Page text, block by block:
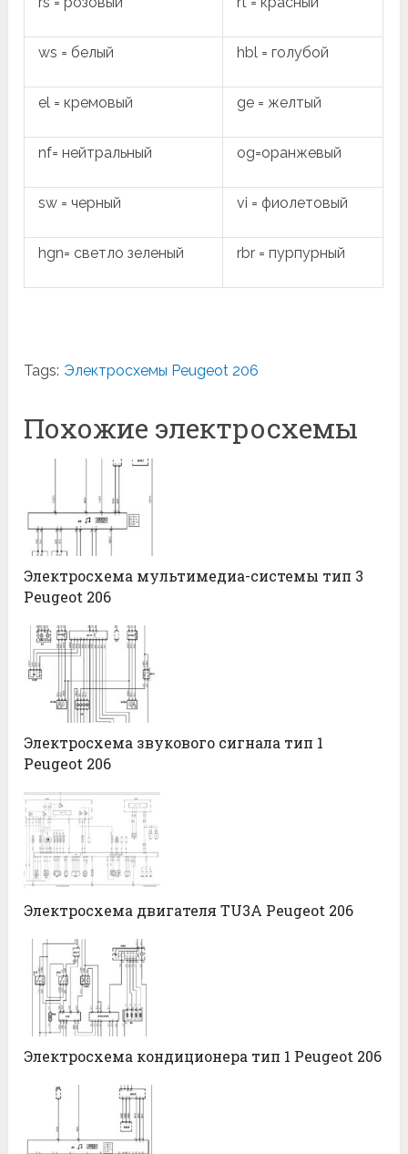
ws = белый hbl = голубой
el = кремовый ge = желтый
nf= нейтральный og=оранжевый
sw = черный vi = фиолетовый
hgn= светло зеленый rbr = пурпурный
Tags: Электросхемы Peugeot 206
Похожие электросхемы
Электросхема мультимедиа-системы тип 3
Peugeot 206
Электросхема звукового сигнала тип 1
Peugeot 206
Электросхема двигателя TU3A Peugeot 206
Электросхема кондиционера тип 1 Peugeot 206